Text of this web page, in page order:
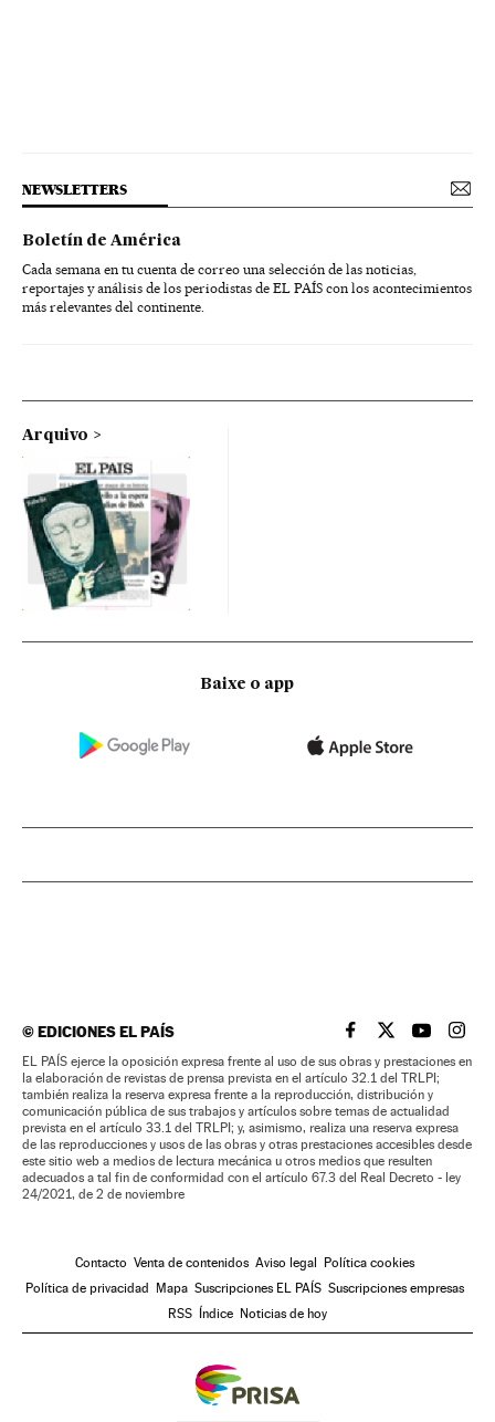
NEWSLETTERS
Boletín de América
Cada semana en tu cuenta de correo una selección de las noticias,
reportajes y análisis de los periodistas de EL PAÍS con los acontecimientos
más relevantes del continente.
Arquivo
Baixe o app
©EDICIONES EL PAÍS EL PAÍS BRASIL EN
EL PAÍSEL PAÍS
EL
EL PAÍS ejerce la oposición expresa frente al uso de sus obras y prestaciones en
la elaboración de revistas de prensa prevista en el artículo 32.1 del TRLPI;
también realiza la reserva expresa frente a la reproducción, distribución y
comunicación pública de sus trabajos y artículos sobre temas de actualidad
prevista en el artículo 33.1 del TRLPI; y, asimismo, realiza una reserva expresa
de las reproducciones y usos de las obras y otras prestaciones accesibles desde
este sitio web a medios de lectura mecánica u otros medios que resulten
adecuados a tal fin de conformidad con el artículo 67.3 del Real Decreto - ley
24/2021, de 2 de noviembre
Contacto Venta de contenidos Aviso legal Política cookies
Política de privacidad Mapa Suscripciones EL PAÍS Suscripciones empresas
RSS Índice Noticias de hoy